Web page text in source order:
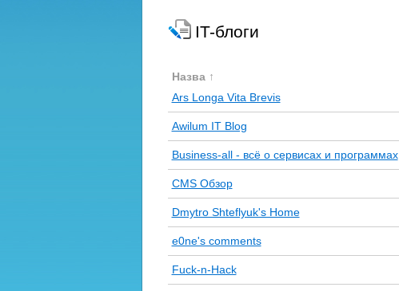
IT-блоги
Назва ↑
Ars Longa Vita Brevis
Awilum IT Blog
Business-all - всё о сервисах и программах
CMS Обзор
Dmytro Shteflyuk's Home
e0ne's comments
Fuck-n-Hack